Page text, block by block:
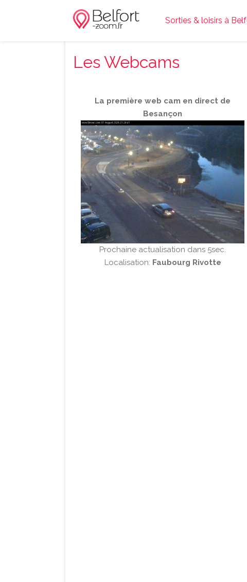
Sorties & loisirs à
Les Webcams
La première web cam en direct de
Besançon
Prochaine actualisation dans 4sec.
Localisation: Faubourg Rivotte